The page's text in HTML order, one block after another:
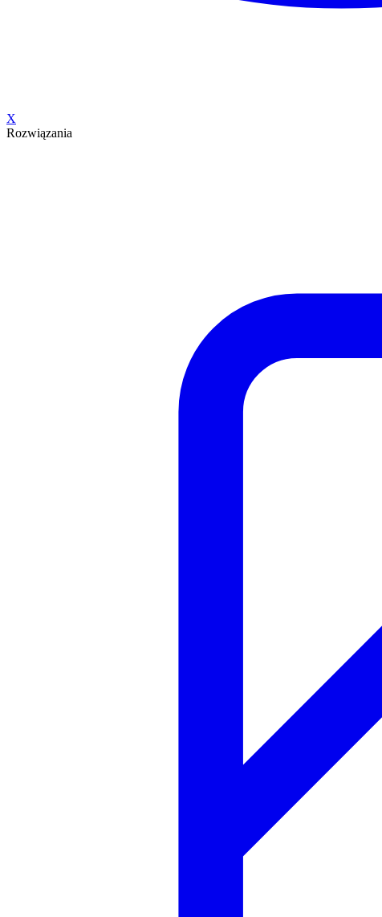
X
Rozwiązania